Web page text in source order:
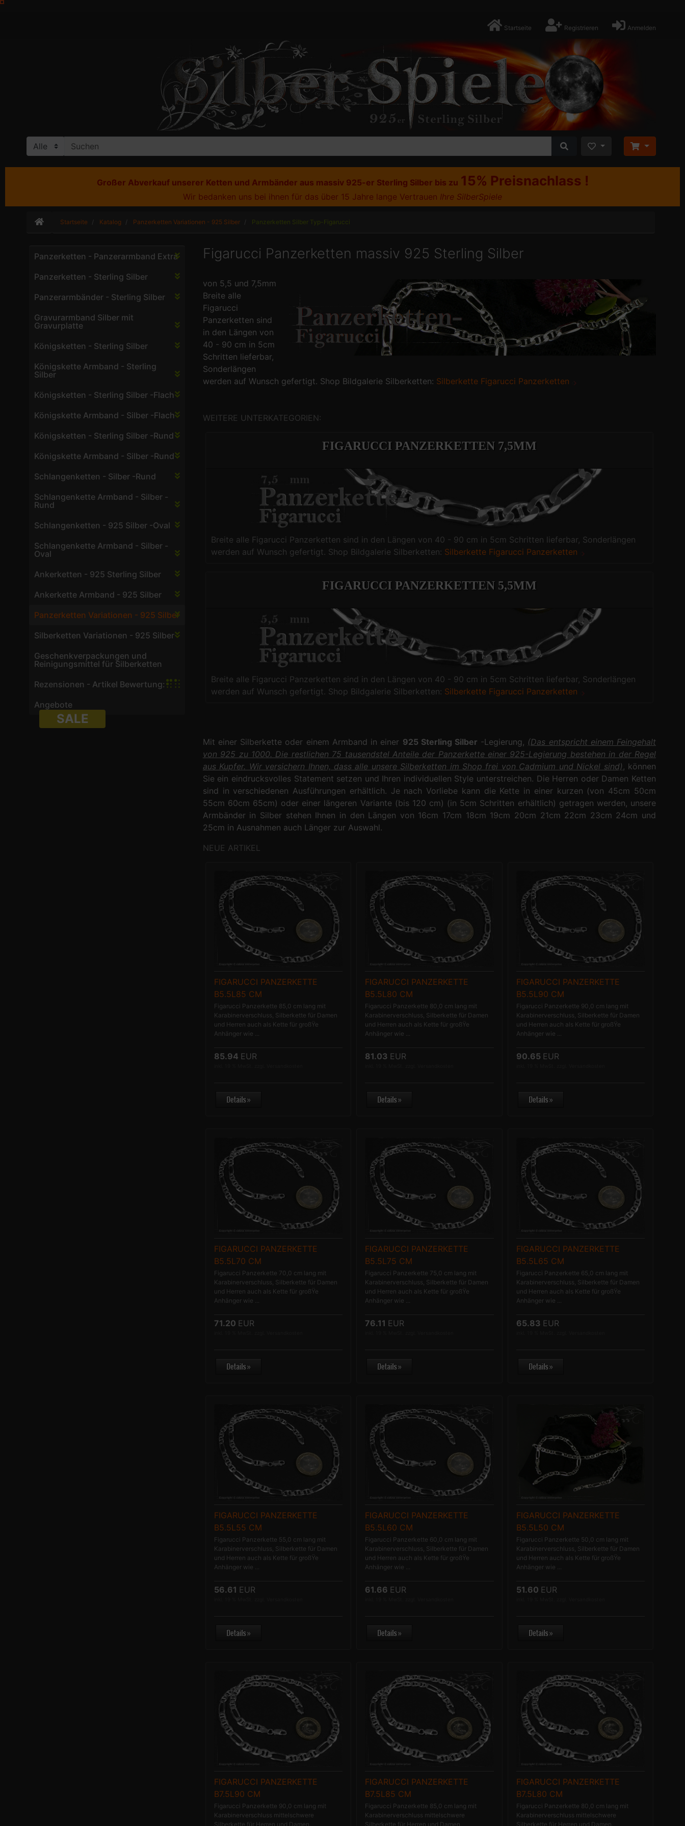
Startseite Registrieren Anmelden
Großer Abverkauf unserer Ketten und Armbänder aus massiv 925-er Sterling Silber bis zu 15% Preisnachlass !
Wir bedanken uns bei ihnen für das über 15 Jahre lange Vertrauen Ihre SilberSpiele
Startseite Katalog Panzerketten Variationen - 925 Silber Panzerketten Silber Typ-Figarucci
Panzerketten - Panzerarmband Extra
Panzerketten - Sterling Silber
Panzerarmbänder - Sterling Silber
Gravurarmband Silber mit
Gravurplatte
Königsketten - Sterling Silber
Königskette Armband - Sterling
Silber
Königsketten - Sterling Silber -Flach
Königskette Armband - Silber -Flach
Königsketten - Sterling Silber -Rund
Königskette Armband - Silber -Rund
Schlangenketten - Silber -Rund
Schlangenkette Armband - Silber -
Rund
Schlangenketten - 925 Silber -Oval
Schlangenkette Armband - Silber -
Oval
Ankerketten - 925 Sterling Silber
Ankerkette Armband - 925 Silber
Panzerketten Variationen - 925 Silber
Silberketten Variationen - 925 Silber
Geschenkverpackungen und
Reinigungsmittel für Silberketten
Rezensionen - Artikel Bewertung:
Angebote
SALE
Figarucci Panzerketten massiv 925 Sterling Silber
von 5,5 und 7,5mm
Breite alle
Figarucci
Panzerketten sind
in den Längen von
40 - 90 cm in 5cm
Schritten lieferbar,
Sonderlängen
werden auf Wunsch gefertigt. Shop Bildgalerie Silberketten: Silberkette Figarucci Panzerketten
WEITERE UNTERKATEGORIEN:
FIGARUCCI PANZERKETTEN 7,5MM
Breite alle Figarucci Panzerketten sind in den Längen von 40 - 90 cm in 5cm Schritten lieferbar, Sonderlängen
werden auf Wunsch gefertigt. Shop Bildgalerie Silberketten: Silberkette Figarucci Panzerketten
FIGARUCCI PANZERKETTEN 5,5MM
Breite alle Figarucci Panzerketten sind in den Längen von 40 - 90 cm in 5cm Schritten lieferbar, Sonderlängen
werden auf Wunsch gefertigt. Shop Bildgalerie Silberketten: Silberkette Figarucci Panzerketten
Mit einer Silberkette oder einem Armband in einer 925 Sterling Silber -Legierung, (Das entspricht einem Feingehalt
von 925 zu 1000. Die restlichen 75 tausendstel Anteile der Panzerkette einer 925-Legierung bestehen in der Regel
aus Kupfer. Wir versichern Ihnen, dass alle unsere Silberketten im Shop frei von Cadmium und Nickel sind) , können
Sie ein eindrucksvolles Statement setzen und Ihren individuellen Style unterstreichen. Die Herren oder Damen Ketten
sind in verschiedenen Ausführungen erhältlich. Je nach Vorliebe kann die Kette in einer kurzen (von 45cm 50cm
55cm 60cm 65cm) oder einer längeren Variante (bis 120 cm) (in 5cm Schritten erhältlich) getragen werden, unsere
Armbänder in Silber stehen Ihnen in den Längen von 16cm 17cm 18cm 19cm 20cm 21cm 22cm 23cm 24cm und
25cm in Ausnahmen auch Länger zur Auswahl.
NEUE ARTIKEL
FIGARUCCI PANZERKETTE
B5.5L85 CM
Figarucci Panzerkette 85,0 cm lang mit
Karabinerverschluss, Silberkette für Damen
und Herren auch als Kette für großŸe
Anhänger wie ...
85.94 EUR
FIGARUCCI PANZERKETTE
B5.5L80 CM
Figarucci Panzerkette 80,0 cm lang mit
Karabinerverschluss, Silberkette für Damen
und Herren auch als Kette für großŸe
Anhänger wie ...
81.03 EUR
FIGARUCCI PANZERKETTE
B5.5L90 CM
Figarucci Panzerkette 90,0 cm lang mit
Karabinerverschluss, Silberkette für Damen
und Herren auch als Kette für großŸe
Anhänger wie ...
90.65 EUR
FIGARUCCI PANZERKETTE
B5.5L70 CM
Figarucci Panzerkette 70,0 cm lang mit
Karabinerverschluss, Silberkette für Damen
und Herren auch als Kette für großŸe
Anhänger wie ...
71.20 EUR
FIGARUCCI PANZERKETTE
B5.5L75 CM
Figarucci Panzerkette 75,0 cm lang mit
Karabinerverschluss, Silberkette für Damen
und Herren auch als Kette für großŸe
Anhänger wie ...
76.11 EUR
FIGARUCCI PANZERKETTE
B5.5L65 CM
Figarucci Panzerkette 65,0 cm lang mit
Karabinerverschluss, Silberkette für Damen
und Herren auch als Kette für großŸe
Anhänger wie ...
65.83 EUR
FIGARUCCI PANZERKETTE
B5.5L55 CM
Figarucci Panzerkette 55,0 cm lang mit
Karabinerverschluss, Silberkette für Damen
und Herren auch als Kette für großŸe
Anhänger wie ...
56.61 EUR
FIGARUCCI PANZERKETTE
B5.5L60 CM
Figarucci Panzerkette 60,0 cm lang mit
Karabinerverschluss, Silberkette für Damen
und Herren auch als Kette für großŸe
Anhänger wie ...
61.66 EUR
FIGARUCCI PANZERKETTE
B5.5L50 CM
Figarucci Panzerkette 50,0 cm lang mit
Karabinerverschluss, Silberkette für Damen
und Herren auch als Kette für großŸe
Anhänger wie ...
51.60 EUR
FIGARUCCI PANZERKETTE
B7.5L90 CM
Figarucci Panzerkette 90,0 cm lang mit
Karabinerverschluss mittelschwere
Silberkette für Herren und Damen.
FIGARUCCI PANZERKETTE
B7.5L85 CM
Figarucci Panzerkette 85,0 cm lang mit
Karabinerverschluss mittelschwere
Silberkette für Herren und Damen.
FIGARUCCI PANZERKETTE
B7.5L80 CM
Figarucci Panzerkette 80,0 cm lang mit
Karabinerverschluss mittelschwere
Silberkette für Herren und Damen.